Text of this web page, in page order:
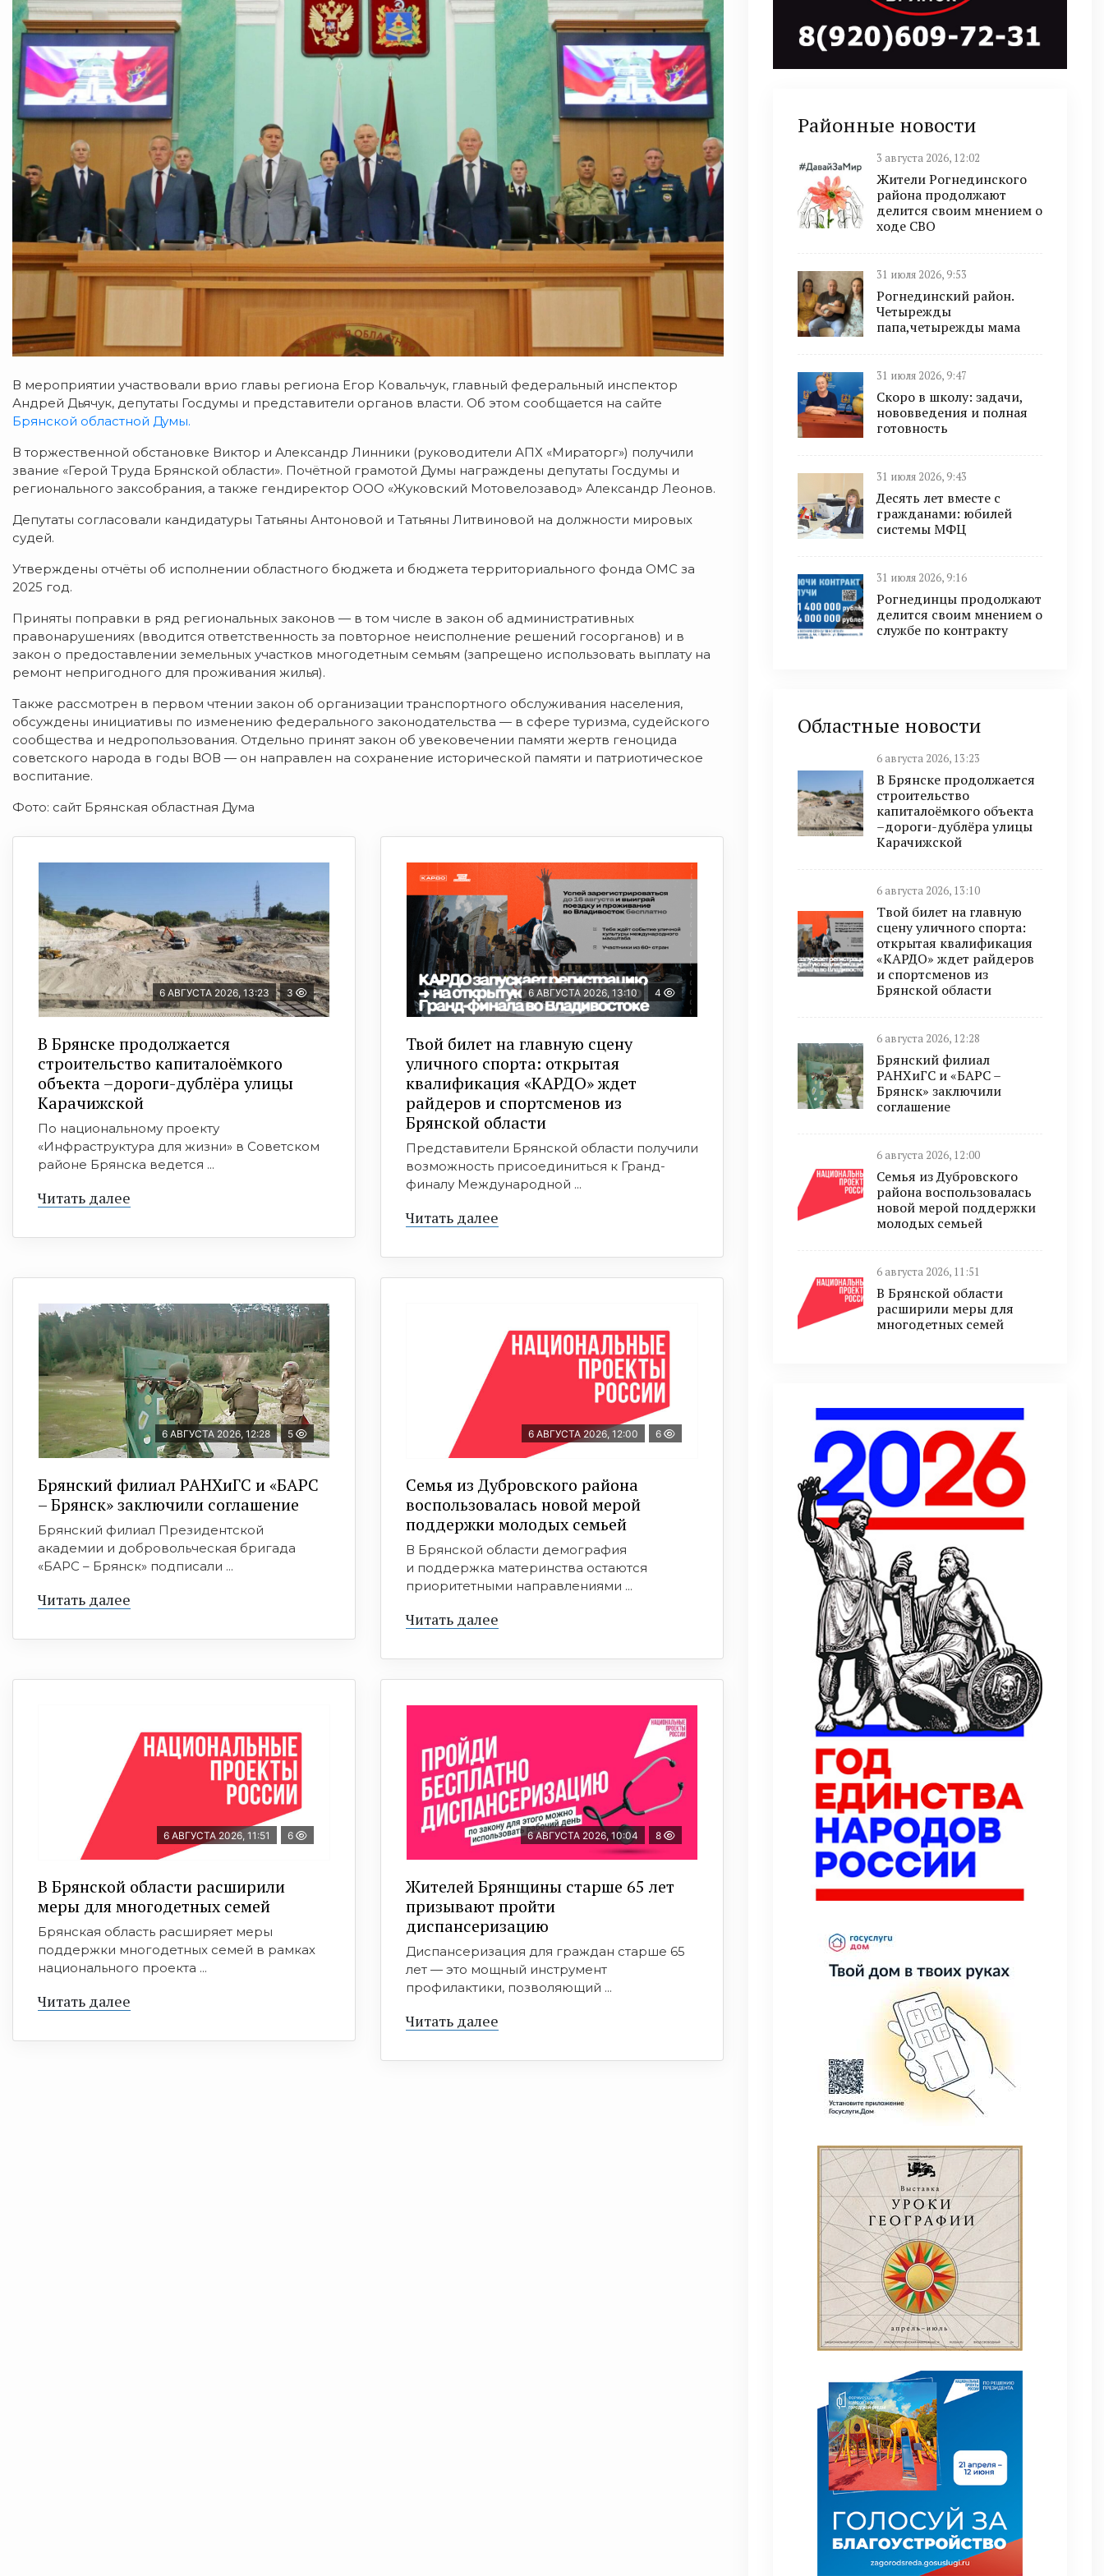
В мероприятии участвовали врио главы региона Егор Ковальчук, главный федеральный инспектор
Андрей Дьячук, депутаты Госдумы и представители органов власти. Об этом сообщается на сайте
Брянской областной Думы.
В торжественной обстановке Виктор и Александр Линники (руководители АПХ «Мираторг») получили
звание «Герой Труда Брянской области». Почётной грамотой Думы награждены депутаты Госдумы и
регионального заксобрания, а также гендиректор ООО «Жуковский Мотовелозавод» Александр Леонов.
Депутаты согласовали кандидатуры Татьяны Антоновой и Татьяны Литвиновой на должности мировых
судей.
Утверждены отчёты об исполнении областного бюджета и бюджета территориального фонда ОМС за
2025 год.
Приняты поправки в ряд региональных законов — в том числе в закон об административных
правонарушениях (вводится ответственность за повторное неисполнение решений госорганов) и в
закон о предоставлении земельных участков многодетным семьям (запрещено использовать выплату на
ремонт непригодного для проживания жилья).
Также рассмотрен в первом чтении закон об организации транспортного обслуживания населения,
обсуждены инициативы по изменению федерального законодательства — в сфере туризма, судейского
сообщества и недропользования. Отдельно принят закон об увековечении памяти жертв геноцида
советского народа в годы ВОВ — он направлен на сохранение исторической памяти и патриотическое
воспитание.
Фото: сайт Брянская областная Дума
6 АВГУСТА 2026, 13:23 3
В Брянске продолжается
строительство капиталоёмкого
объекта –дороги-дублёра улицы
Карачижской
По национальному проекту
«Инфраструктура для жизни» в Советском
районе Брянска ведется ...
Читать далее
6 АВГУСТА 2026, 13:10 4
Твой билет на главную сцену
уличного спорта: открытая
квалификация «КАРДО» ждет
райдеров и спортсменов из
Брянской области
Представители Брянской области получили
возможность присоединиться к Гранд-
финалу Международной ...
Читать далее
6 АВГУСТА 2026, 12:28 5
Брянский филиал РАНХиГС и «БАРС
– Брянск» заключили соглашение
Брянский филиал Президентской
академии и добровольческая бригада
«БАРС – Брянск» подписали ...
Читать далее
6 АВГУСТА 2026, 12:00 6
Семья из Дубровского района
воспользовалась новой мерой
поддержки молодых семьей
В Брянской области демография
и поддержка материнства остаются
приоритетными направлениями ...
Читать далее
6 АВГУСТА 2026, 11:51 6
В Брянской области расширили
меры для многодетных семей
Брянская область расширяет меры
поддержки многодетных семей в рамках
национального проекта ...
Читать далее
6 АВГУСТА 2026, 10:04 8
Жителей Брянщины старше 65 лет
призывают пройти
диспансеризацию
Диспансеризация для граждан старше 65
лет — это мощный инструмент
профилактики, позволяющий ...
Читать далее
Районные новости
3 августа 2026, 12:02
Жители Рогнединского
района продолжают
делится своим мнением о
ходе СВО
31 июля 2026, 9:53
Рогнединский район.
Четырежды
папа,четырежды мама
31 июля 2026, 9:47
Скоро в школу: задачи,
нововведения и полная
готовность
31 июля 2026, 9:43
Десять лет вместе с
гражданами: юбилей
системы МФЦ
31 июля 2026, 9:16
Рогнединцы продолжают
делится своим мнением о
службе по контракту
Областные новости
6 августа 2026, 13:23
В Брянске продолжается
строительство
капиталоёмкого объекта
–дороги-дублёра улицы
Карачижской
6 августа 2026, 13:10
Твой билет на главную
сцену уличного спорта:
открытая квалификация
«КАРДО» ждет райдеров
и спортсменов из
Брянской области
6 августа 2026, 12:28
Брянский филиал
РАНХиГС и «БАРС –
Брянск» заключили
соглашение
6 августа 2026, 12:00
Семья из Дубровского
района воспользовалась
новой мерой поддержки
молодых семьей
6 августа 2026, 11:51
В Брянской области
расширили меры для
многодетных семей